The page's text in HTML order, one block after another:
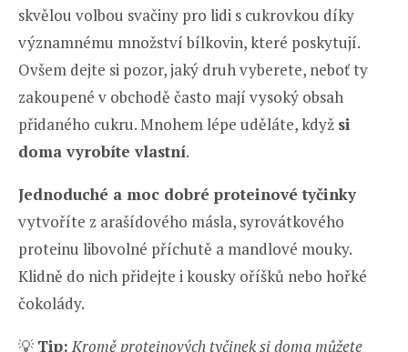
skvělou volbou svačiny pro lidi s cukrovkou díky
významnému množství bílkovin, které poskytují.
Ovšem dejte si pozor, jaký druh vyberete, neboť ty
zakoupené v obchodě často mají vysoký obsah
přidaného cukru. Mnohem lépe uděláte, když si
doma vyrobíte vlastní.
Jednoduché a moc dobré proteinové tyčinky
vytvoříte z arašídového másla, syrovátkového
proteinu libovolné příchutě a mandlové mouky.
Klidně do nich přidejte i kousky oříšků nebo hořké
čokolády.
💡 Tip: Kromě proteinových tyčinek si doma můžete